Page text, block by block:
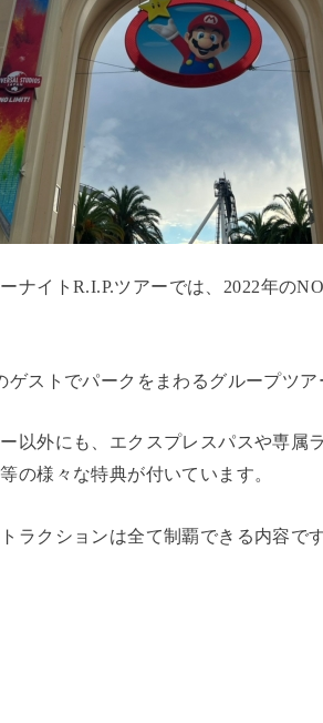
ナイトR.I.P.ツアーでは、2022年の
ゲストでパークをまわるグループツア
以外にも、エクスプレスパスや専属
の様々な特典が付いています。
ラクションは全て制覇できる内容です